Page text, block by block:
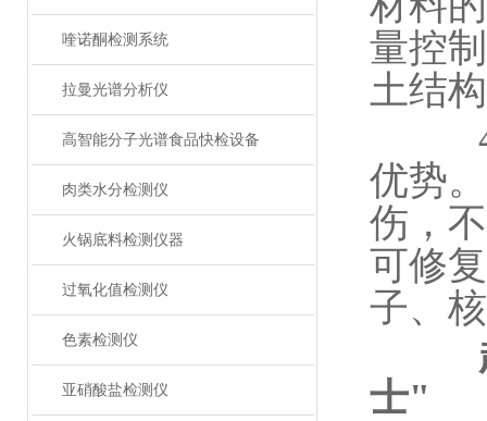
喹诺酮检测系统
拉曼光谱分析仪
高智能分子光谱食品快检设备
肉类水分检测仪
火锅底料检测仪器
过氧化值检测仪
色素检测仪
亚硝酸盐检测仪
量控
土结
4.
优势
伤，
可修
子、
士"